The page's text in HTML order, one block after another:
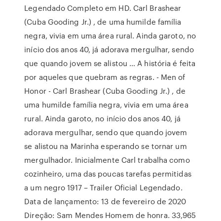
Legendado Completo em HD. Carl Brashear
(Cuba Gooding Jr.) , de uma humilde família
negra, vivia em uma área rural. Ainda garoto, no
início dos anos 40, já adorava mergulhar, sendo
que quando jovem se alistou … A história é feita
por aqueles que quebram as regras. - Men of
Honor - Carl Brashear (Cuba Gooding Jr.) , de
uma humilde família negra, vivia em uma área
rural. Ainda garoto, no início dos anos 40, já
adorava mergulhar, sendo que quando jovem
se alistou na Marinha esperando se tornar um
mergulhador. Inicialmente Carl trabalha como
cozinheiro, uma das poucas tarefas permitidas
a um negro 1917 – Trailer Oficial Legendado.
Data de lançamento: 13 de fevereiro de 2020
Direção: Sam Mendes Homem de honra. 33,965